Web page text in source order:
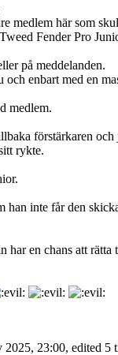
medlem här som
Fender Pro
på meddelanden.
enbart med en
medlem.
förstärkaren
rykte.
han inte får den
har en chans att
2025, 23:00, edited 5